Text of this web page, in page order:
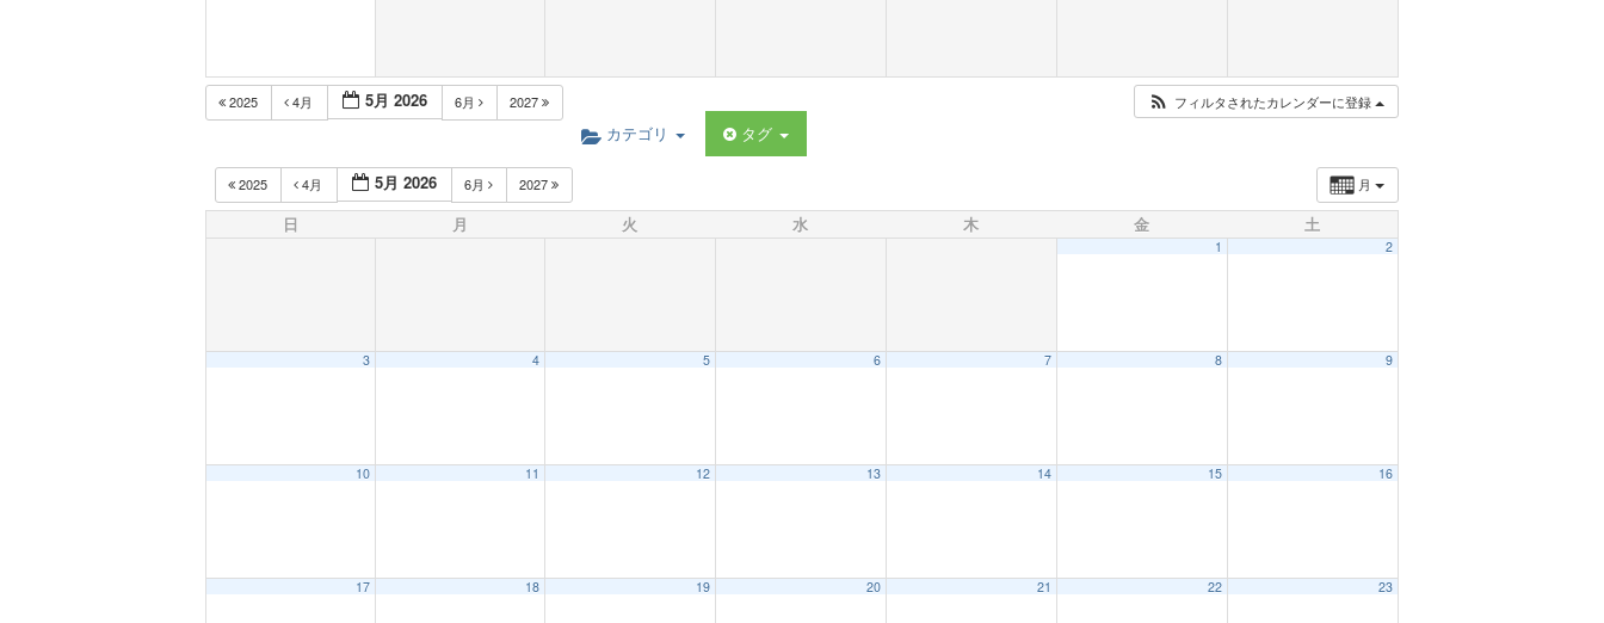
2025 4月 5月 2026 6月 2027 フィルタされたカレンダーに登録
カテゴリ タグ
月
2025 4月 5月 2026 6月 2027
日 月 火 水 木 金 土
1 2
3 4 5 6 7 8 9
10 11 12 13 14 15 16
17 18 19 20 21 22 23